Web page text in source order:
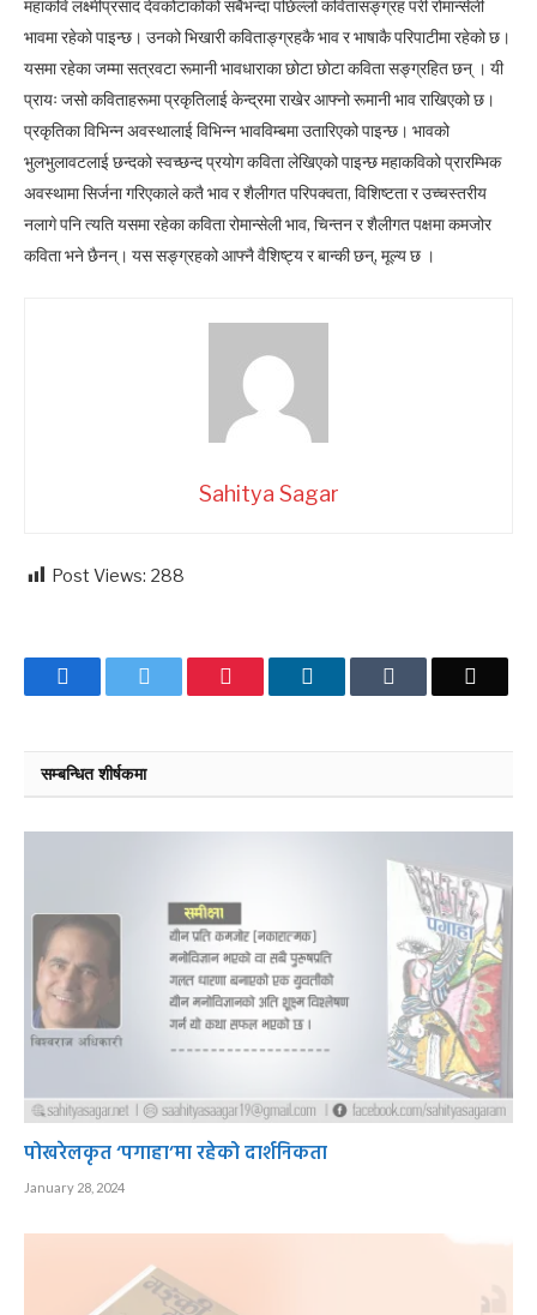
महाकवि लक्ष्मीप्रसाद देवकोटाकोको सबैभन्दा पछिल्लो कवितासङ्ग्रह परी रोमान्सेली
भावमा रहेको पाइन्छ। उनको भिखारी कविताङ्ग्रहकै भाव र भाषाकै परिपाटीमा रहेको छ।
यसमा रहेका जम्मा सत्रवटा रूमानी भावधाराका छोटा छोटा कविता सङ्ग्रहित छन् । यी
प्रायः जसो कविताहरूमा प्रकृतिलाई केन्द्रमा राखेर आफ्नो रूमानी भाव राखिएको छ।
प्रकृतिका विभिन्न अवस्थालाई विभिन्न भावविम्बमा उतारिएको पाइन्छ। भावको
भुलभुलावटलाई छन्दको स्वच्छन्द प्रयोग कविता लेखिएको पाइन्छ महाकविको प्रारम्भिक
अवस्थामा सिर्जना गरिएकाले कतै भाव र शैलीगत परिपक्वता, विशिष्टता र उच्चस्तरीय
नलागे पनि त्यति यसमा रहेका कविता रोमान्सेली भाव, चिन्तन र शैलीगत पक्षमा कमजोर
कविता भने छैनन्। यस सङ्ग्रहको आफ्नै वैशिष्ट्य र बान्की छन्, मूल्य छ ।
Sahitya Sagar
Post Views: 288
Facebook Pinterest LinkedIn
सम्बन्धित शीर्षकमा
पोखरेलकृत ‘पगाहा’मा रहेको दार्शनिकता
January 28, 2024